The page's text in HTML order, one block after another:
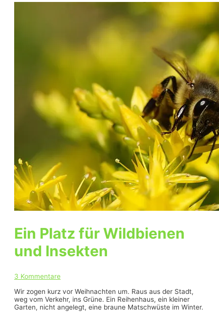
Ein Platz für Wildbienen
und Insekten
3 Kommentare
Wir zogen kurz vor Weihnachten um. Raus aus der Stadt,
weg vom Verkehr, ins Grüne. Ein Reihenhaus, ein kleiner
Garten, nicht angelegt, eine braune Matschwüste im Winter.